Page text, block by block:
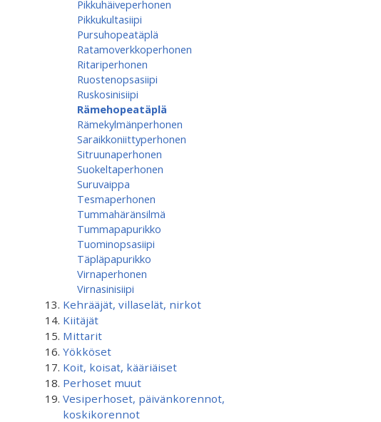
Pikkuhäiveperhonen
Pikkukultasiipi
Pursuhopeatäplä
Ratamoverkkoperhonen
Ritariperhonen
Ruostenopsasiipi
Ruskosinisiipi
Rämehopeatäplä
Rämekylmänperhonen
Saraikkoniittyperhonen
Sitruunaperhonen
Suokeltaperhonen
Suruvaippa
Tesmaperhonen
Tummahäränsilmä
Tummapapurikko
Tuominopsasiipi
Täpläpapurikko
Virnaperhonen
Virnasinisiipi
Kehrääjät, villaselät, nirkot
Kiitäjät
Mittarit
Yökköset
Koit, koisat, kääriäiset
Perhoset muut
Vesiperhoset, päivänkorennot,
koskikorennot